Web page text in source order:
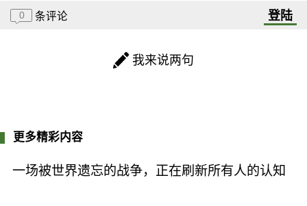
0 条评论 登陆
我来说两句
更多精彩内容
一场被世界遗忘的战争，正在刷新所有人的认知